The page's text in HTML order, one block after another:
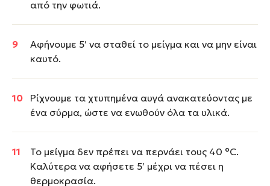
από την φωτιά.
Αφήνουμε 5′ να σταθεί το μείγμα και να μην είναι
καυτό.
Ρίχνουμε τα χτυπημένα αυγά ανακατεύοντας με
ένα σύρμα, ώστε να ενωθούν όλα τα υλικά.
Το μείγμα δεν πρέπει να περνάει τους 40 °C.
Καλύτερα να αφήσετε 5′ μέχρι να πέσει η
θερμοκρασία.